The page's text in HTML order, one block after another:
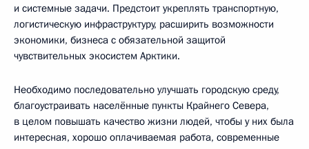
и системные задачи. Предстоит укреплять транспортную,
логистическую инфраструктуру, расширить возможности
экономики, бизнеса с обязательной защитой
чувствительных экосистем Арктики.
Необходимо последовательно улучшать городскую среду,
благоустраивать населённые пункты Крайнего Севера,
в целом повышать качество жизни людей, чтобы у них была
интересная, хорошо оплачиваемая работа, современные